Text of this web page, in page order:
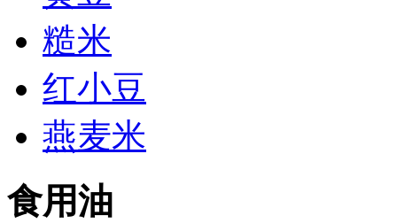
糙米
红小豆
燕麦米
食用油